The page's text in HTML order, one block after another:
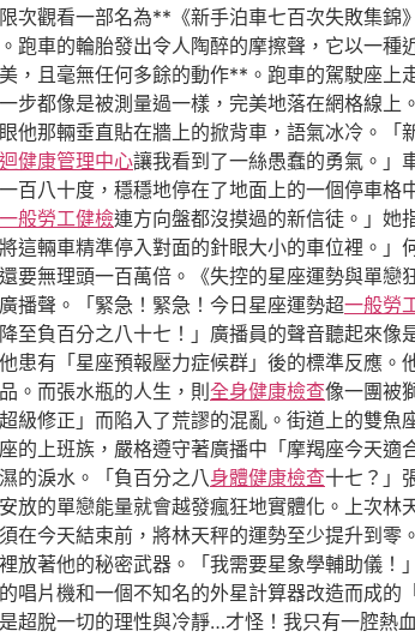
次觀看一部名為**《新手泊車七百次失敗集
跑車的輪胎發出令人陶醉的摩擦聲，它以一
，且毫無任何多餘的動作**。跑車的駕駛座
步都像是被測量過一樣，完美地落在網格線
他那輛垂直貼在牆上的掀背車，語氣冰冷。
健康管理中心讓我看到了一絲愚蠢的勇氣。」
百八十度，穩穩地停在了地面上的一個停車
一般勞工健檢連方向盤都沒摸過的新信徒。」她
這輛車精準停入對面的針眼大小的車位裡。
要無理頭一百萬倍。《失控的星座運勢與單戀
播聲。「緊急！緊急！今日星座運勢超一般勞
至負百分之八十七！」廣播員的聲音聽起來
患有「星座預報壓力症候群」後的標準反應
。而張水瓶的人生，則 全身健康檢查像一團被
級修正」而陷入了荒謬的混亂。街道上的雙
的上班族，嚴格遵守著廣播中「摩羯座今天
的淚水。「負百分之八身體健康檢查十七？」
放的單戀能量就會越發瘋狂地實體化。上次
在今天結束前，將林天秤的運勢至少提升到
放著他的秘密武器。「我需要星象學輔助儀
唱片機和一個不知名的外星計算器改造而成
超脫一切的理性與冷靜…才怪！我只有一腔熱